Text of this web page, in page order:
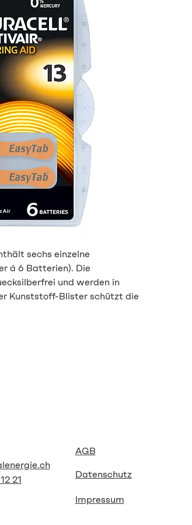
sechs einzelne
á 6 Batterien). Die
und werden in
Kunststoff-Blister schützt die
21
AGB
Datenschutz
Impressum